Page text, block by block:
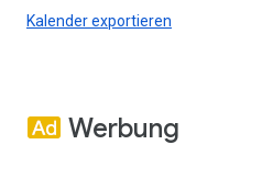
Kalender exportieren
Werbung